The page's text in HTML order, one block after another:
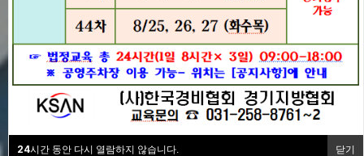
24시간 동안 다시 열람하지 않습니다. 닫기